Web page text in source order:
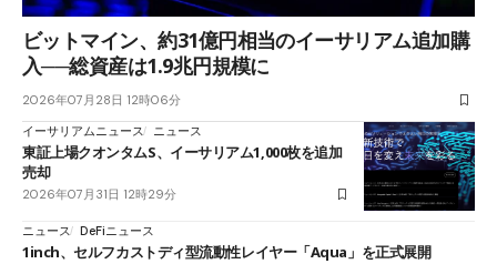
ビットマイン、約31億円相当のイーサリアム追加購
入──総資産は1.9兆円規模に
2026年07月28日 12時06分
イーサリアムニュース
ニュース
東証上場クオンタムS、イーサリアム1,000枚を追加
売却
2026年07月31日 12時29分
ニュース DeFiニュース
1inch、セルフカストディ型流動性レイヤー「Aqua」を正式展開